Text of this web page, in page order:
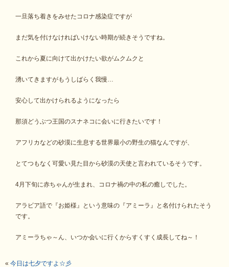
一旦落ち着きをみせたコロナ感染症ですが
まだ気を付けなければいけない時期が続きそうですね。
これから夏に向けて出かけたい欲がムクムクと
湧いてきますがもうしばらく我慢…
安心して出かけられるようになったら
那須どうぶつ王国のスナネコに会いに行きたいです！
アフリカなどの砂漠に生息する世界最小の野生の猫なんですが、
とてつもなく可愛い見た目から砂漠の天使と言われているそうです。
4月下旬に赤ちゃんが生まれ、コロナ禍の中の私の癒しでした。
アラビア語で『お姫様』という意味の『アミーラ』と名付けられたそう
です。
アミーラちゃ～ん、いつか会いに行くからすくすく成長してね～！
« 今日は七夕ですよ☆彡